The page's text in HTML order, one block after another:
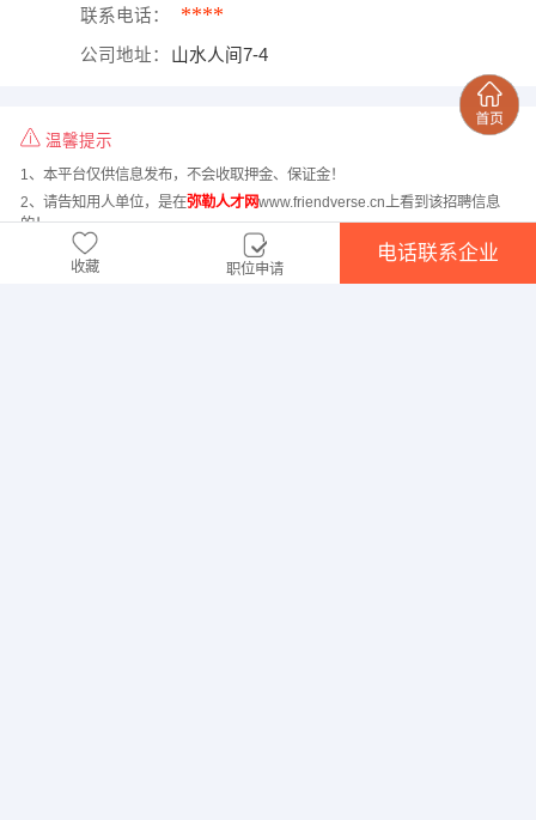
联系电话： ****
公司地址： 山水人间7-4
温馨提示
1、本平台仅供信息发布，不会收取押金、保证金！
2、请告知用人单位，是在弥勒人才网www.friendverse.cn上看到该招聘信息
的！
收藏 职位申请
电话联系企业